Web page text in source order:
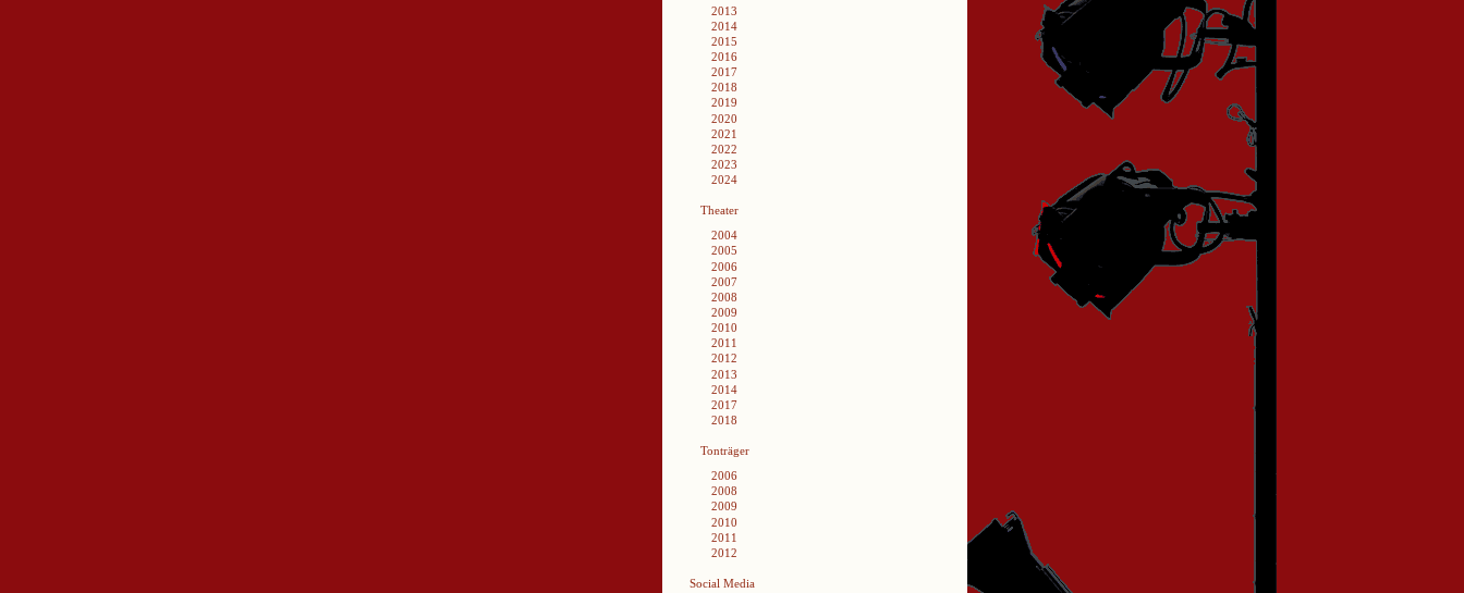
2013
2014
2015
2016
2017
2018
2019
2020
2021
2022
2023
2024
Theater
2004
2005
2006
2007
2008
2009
2010
2011
2012
2013
2014
2017
2018
Tonträger
2006
2008
2009
2010
2011
2012
Social Media